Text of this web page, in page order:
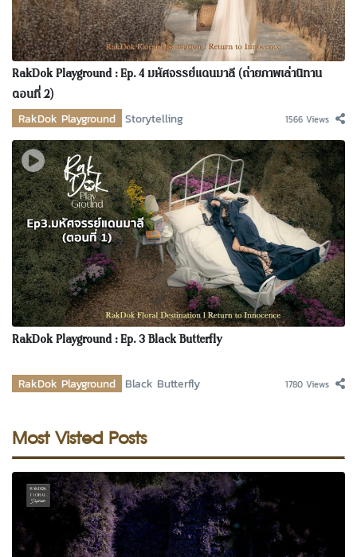
RakDok Playground : Ep. 4 มหัศจรรย์แดนมาลี (ถ่ายภาพเล่านิทาน
ตอนที่ 2)
RakDok Playground Storytelling 1566 Views
RakDok Playground : Ep. 3 Black Butterfly
RakDok Playground Black Butterfly 1780 Views
Most Visted Posts